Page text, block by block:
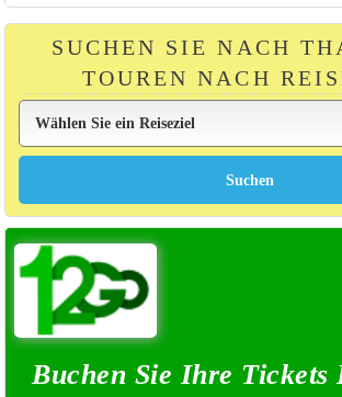
SUCHEN SIE NACH
TOUREN NACH
Buchen Sie Ihre Tickets